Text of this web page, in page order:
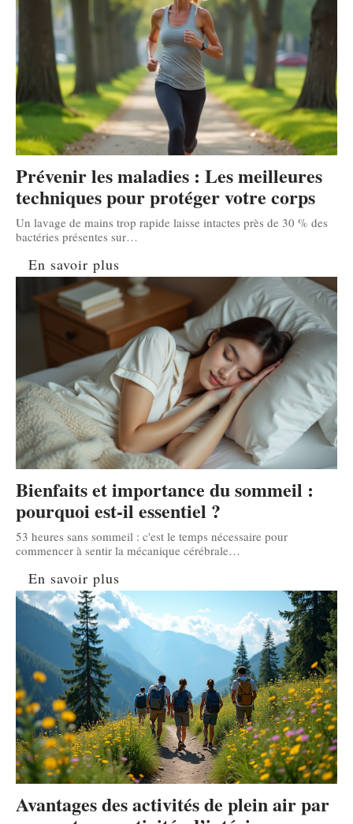
Prévenir les maladies : Les meilleures
techniques pour protéger votre corps
Un lavage de mains trop rapide laisse intactes près de 30 % des
bactéries présentes sur…
En savoir plus
Bienfaits et importance du sommeil :
pourquoi est-il essentiel ?
53 heures sans sommeil : c'est le temps nécessaire pour
commencer à sentir la mécanique cérébrale…
En savoir plus
Avantages des activités de plein air par